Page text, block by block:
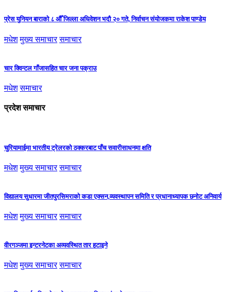
प्रेस युनियन बाराको ८ औँ जिल्ला अधिवेशन भदौ २० गते, निर्वाचन संयोजकमा राकेश पाण्डेय
मधेश मुख्य समाचार समाचार
चार क्विन्टल गाँजासहित चार जना पक्राउ
मधेश समाचार
प्रदेश समाचार
चुरियामाईमा भारतीय ट्रेलरको ठक्करबाट पाँच सवारीसाधनमा क्षति
मधेश मुख्य समाचार समाचार
विद्यालय सुधारमा जीतपुरसिमराको कडा एक्सन,व्यवस्थापन समिति र प्रधानाध्यापक छनोट अनिवार्य
मधेश मुख्य समाचार समाचार
वीरगञ्जमा इन्टरनेटका अव्यवस्थित तार हटाइने
मधेश मुख्य समाचार समाचार